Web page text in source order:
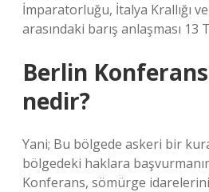
İmparatorluğu, İtalya Krallığı
arasındaki barış anlaşması 13
Berlin
nedir?
Yani; Bu bölgede askeri bir
bölgedeki haklara
Konferans, sömürge